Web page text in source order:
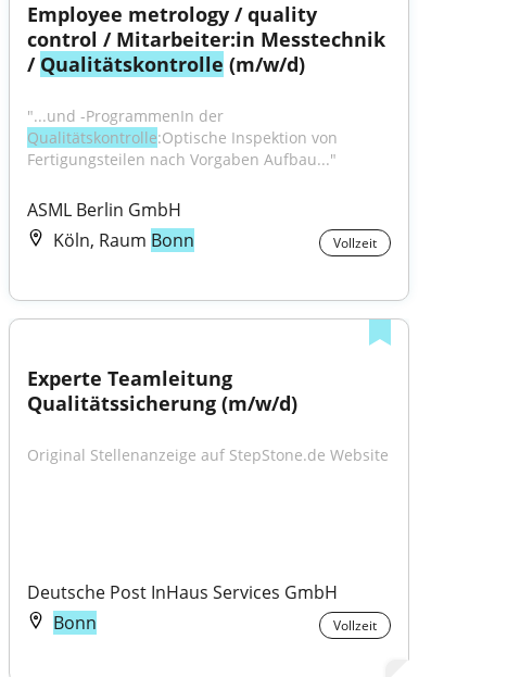
Employee metrology / quality
control / Mitarbeiter:in Messtechnik
/ Qualitätskontrolle (m/w/d)
"...und -ProgrammenIn der
Qualitätskontrolle:Optische Inspektion von
Fertigungsteilen nach Vorgaben Aufbau..."
ASML Berlin GmbH
Köln, Raum Bonn Vollzeit
Experte Teamleitung
Qualitätssicherung (m/w/d)
Original Stellenanzeige auf StepStone.de Website
Deutsche Post InHaus Services GmbH
Bonn
Vollzeit